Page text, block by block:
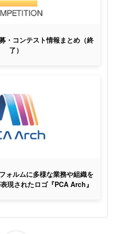
・コンテスト情報まとめ（終
了）
ォルムに多様な業務や組織を
現されたロゴ『PCA Arch』